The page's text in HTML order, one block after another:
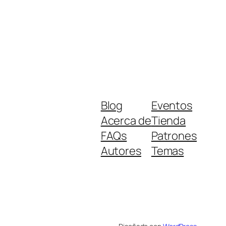
Blog
Acerca de
FAQs
Autores
Eventos
Tienda
Patrones
Temas